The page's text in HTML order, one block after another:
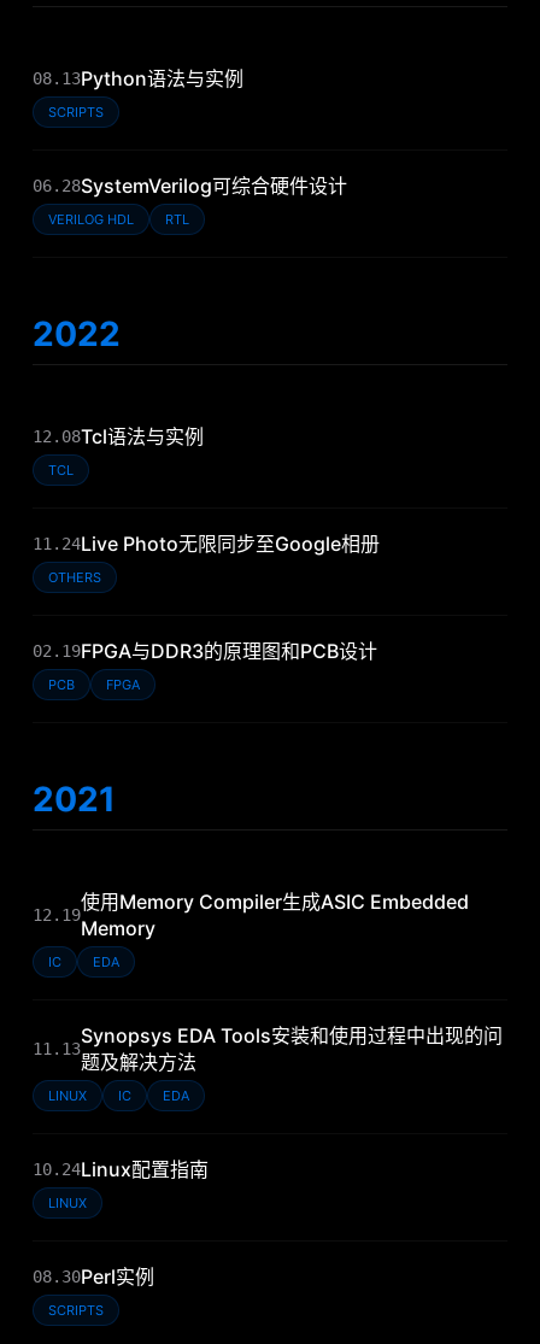
08.13Python语法与实例
SCRIPTS
06.28SystemVerilog可综合硬件设计
VERILOG HDL RTL
2022
12.08Tcl语法与实例
TCL
11.24Live Photo无限同步至Google相册
OTHERS
02.19FPGA与DDR3的原理图和PCB设计
PCB FPGA
2021
12.19
使用Memory Compiler生成ASIC Embedded
Memory
IC EDA
11.13
Synopsys EDA Tools安装和使用过程中出现的问
题及解决方法
LINUX IC EDA
10.24Linux配置指南
LINUX
08.30Perl实例
SCRIPTS